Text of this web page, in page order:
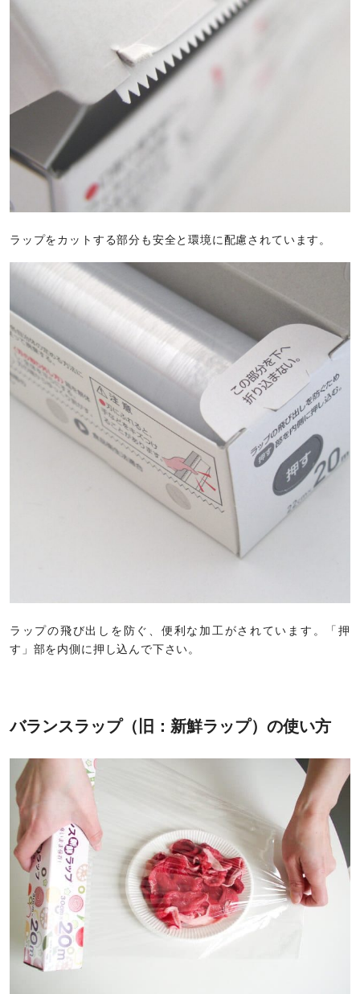
ラップをカットする部分も安全と環境に配慮されています。
ラップの飛び出しを防ぐ、便利な加工がされています。「押
す」部を内側に押し込んで下さい。
バランスラップ（旧：新鮮ラップ）の使い方